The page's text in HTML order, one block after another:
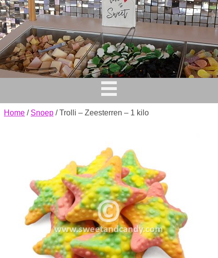
Home / Snoep / Trolli – Zeesterren – 1 kilo